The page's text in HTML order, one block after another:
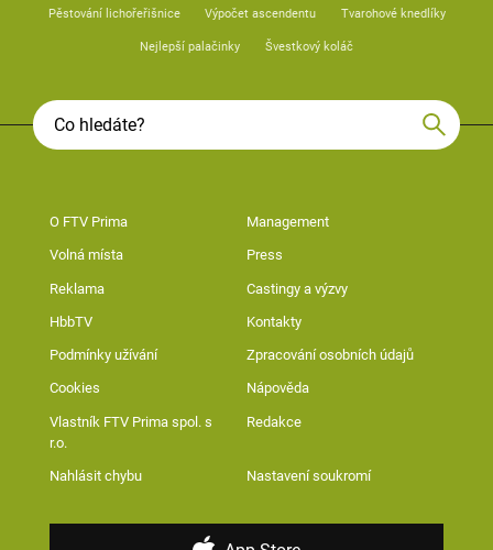
Pěstování lichořeřišnice Výpočet ascendentu Tvarohové knedlíky
Nejlepší palačinky Švestkový koláč
O FTV Prima Management
Volná místa Press
Reklama Castingy a výzvy
HbbTV Kontakty
Podmínky užívání Zpracování osobních údajů
Cookies Nápověda
Vlastník FTV Prima spol. s
r.o.
Redakce
Nahlásit chybu Nastavení soukromí